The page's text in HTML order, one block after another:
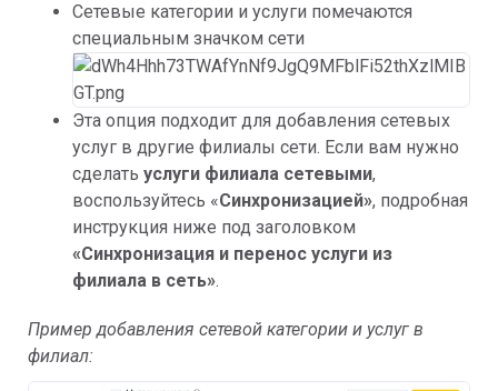
Сетевые категории и услуги помечаются
специальным значком сети
Эта опция подходит для добавления сетевых
услуг в другие филиалы сети. Если вам нужно
сделать услуги филиала сетевыми,
воспользуйтесь «Синхронизацией», подробная
инструкция ниже под заголовком
«Синхронизация и перенос услуги из
филиала в сеть».
Пример добавления сетевой категории и услуг в
филиал: